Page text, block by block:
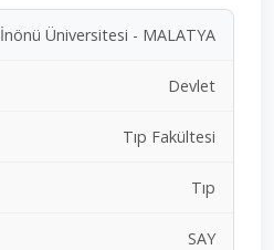
İnönü Üniversitesi - MALATYA
Devlet
Tıp Fakültesi
Tıp
SAY